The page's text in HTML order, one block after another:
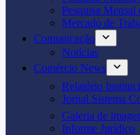
Pesquisa
Mercado de
Comunicação
Notícias
Comércio News
Relatório
Jornal Sistema
Galeria de
Informe Jurídico